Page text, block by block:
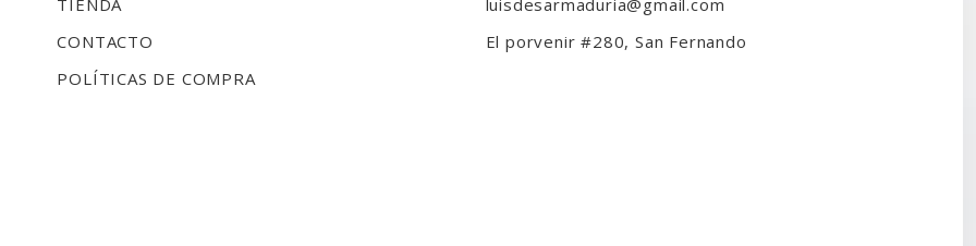
CONTACTO
POLÍTICAS DE COMPRA
El porvenir #280, San Fernando